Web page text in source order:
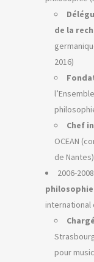
de la
2016)
Chef
OCEAN
de
2006-
international
pour